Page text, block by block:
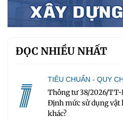
ĐỌC NHIỀU NHẤT
1 TIÊU CHUẨN - QUY
Thông tư 38/2026/TT-
Định mức sử dụng vật
khác?